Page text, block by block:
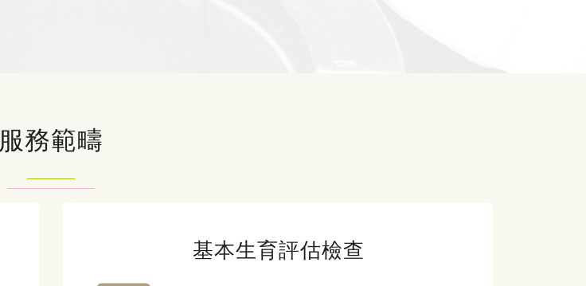
服務範疇
基本生育評估檢查